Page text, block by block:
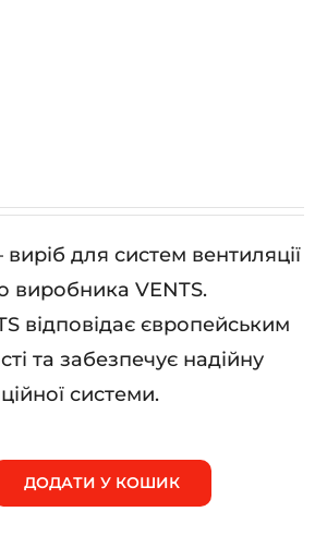
для систем вентиляції
виробника VENTS.
відповідає європейським
та забезпечує надійну
системи.
ДОДАТИ У КОШИК